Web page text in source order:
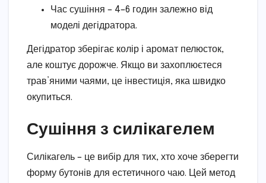
Час сушіння – 4–6 годин залежно від
моделі дегідратора.
Дегідратор зберігає колір і аромат пелюсток,
але коштує дорожче. Якщо ви захоплюєтеся
трав’яними чаями, це інвестиція, яка швидко
окупиться.
Сушіння з силікагелем
Силікагель – це вибір для тих, хто хоче зберегти
форму бутонів для естетичного чаю. Цей метод